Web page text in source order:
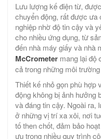
Lưu lượng kế điện từ,
chuyển động, rất được ưa
nghiệp nhờ độ tin cậy và
cho nhiều ứng dụng, từ
đến nhà máy giấy và nhà
McCrometer mang lại độ
cả trong những môi
Thiết kế nhỏ gọn phù hợp
động không bị ảnh hưởng
và đáng tin cậy. Ngoài ra,
ở những vị trí xa xôi, nơi
tố then chốt, đảm bảo
ưu trong nhiều quy trình